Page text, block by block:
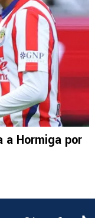
a Hormiga por